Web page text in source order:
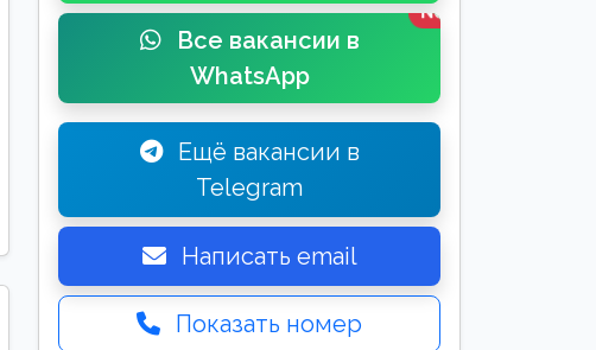
Все вакансии в
WhatsApp
New
Ещё вакансии в
Telegram
Написать email
Показать номер